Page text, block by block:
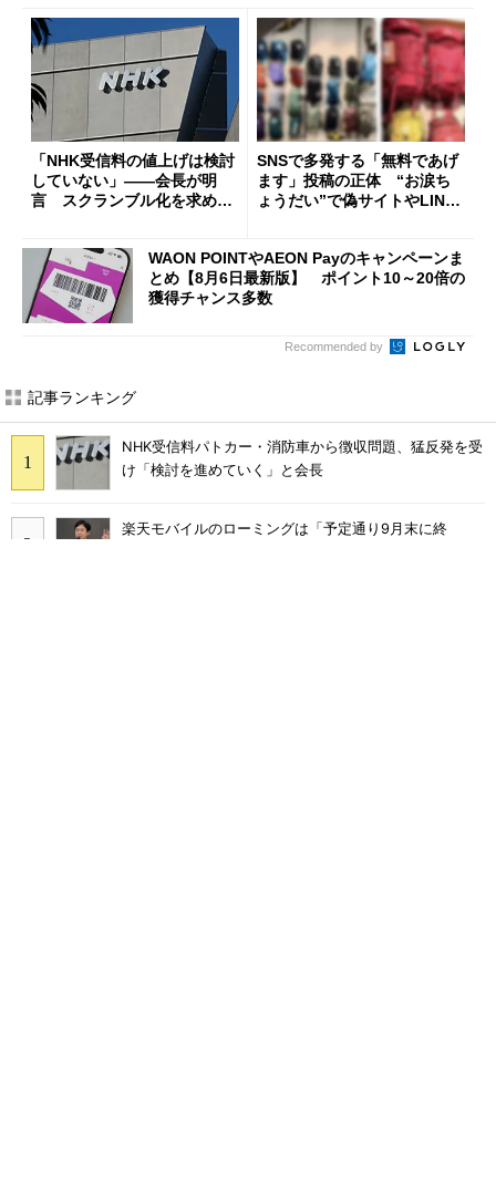
「NHK受信料の値上げは検討
していない」――会長が明
言 スクランブル化を求める
SNSで多発する「無料であげ
ます」投稿の正体 “お涙ち
ょうだい”で偽サイトやLINE
WAON POINTやAEON Payのキャンペーンま
とめ【8月6日最新版】 ポイント10～20倍の
獲得チャンス多数
Recommended by
記事ランキング
NHK受信料パトカー・消防車から徴収問題、猛反発を受
け「検討を進めていく」と会長
楽天モバイルのローミングは「予定通り9月末に終